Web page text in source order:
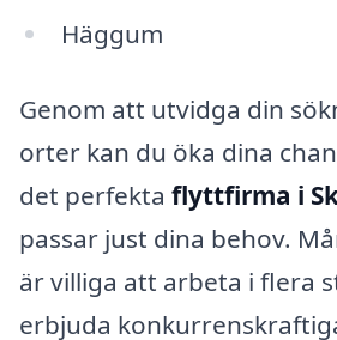
Häggum
Genom att utvidga din
orter kan du öka dina
det perfekta flyttfirma i
passar just dina behov.
är villiga att arbeta i flera
erbjuda